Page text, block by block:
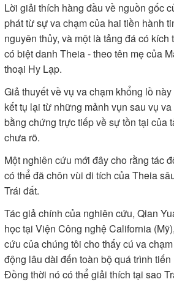
Lời giải thích hàng đầu về nguồn gốc
phát từ sự va chạm của hai tiền hành
nguyên thủy, và một là tảng đá có
có biệt danh Theia - theo tên mẹ của
thoại Hy Lạp.
Giả thuyết về vụ va chạm khổng lồ
kết tụ lại từ những mảnh vụn sau vụ
bằng chứng trực tiếp về sự tồn tại của
chưa rõ.
Một nghiên cứu mới đây cho rằng tác
có thể đã chôn vùi di tích của Theia
Trái đất.
Tác giả chính của nghiên cứu, Qian
học tại Viện Công nghệ California
cứu của chúng tôi cho thấy cú va
động lâu dài đến toàn bộ quá trình tiến
Đồng thời nó có thể giải thích tại sao